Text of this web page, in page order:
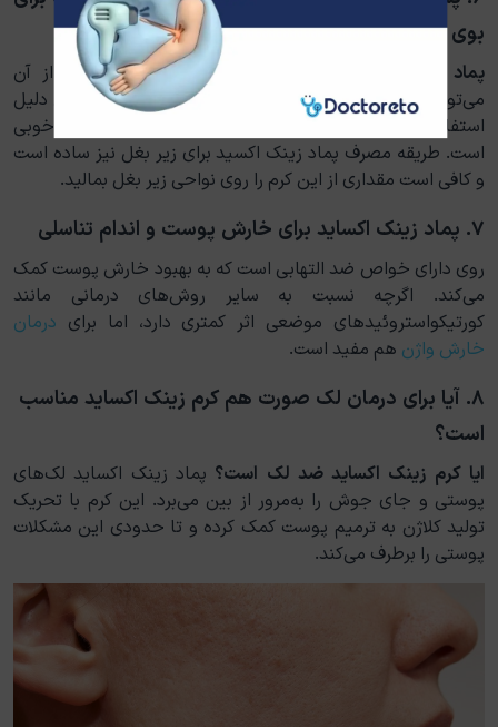
بوی عرق خوبه؟)
پماد ایپوزینک
خاصیت ضدمیکروبی دارد و با استفاده از آن
می‌توان باکتری‌های موجود در زیربغل را از بین برد. به همین دلیل
استفاده از زینک برای زیر بغل و
گزینه خوبی
است. طریقه مصرف پماد زینک اکسید برای زیر بغل نیز ساده است
و کافی است مقداری از این کرم را روی نواحی زیر بغل بمالید.
۷. پماد زینک اکساید برای خارش پوست و اندام تناسلی
روی دارای خواص ضد التهابی است که به بهبود خارش پوست کمک
می‌کند. اگرچه نسبت به سایر روش‌های درمانی مانند
کورتیکواستروئیدهای موضعی اثر کمتری دارد، اما برای درمان
خارش واژن هم مفید است.
۸. آیا برای درمان لک صورت هم کرم زینک اکساید مناسب
است؟
ایا کرم زینک اکساید ضد لک است؟ پماد زینک اکساید لک‌های
پوستی و جای جوش را به‌مرور از بین می‌برد. این کرم با تحریک
تولید کلاژن به ترمیم پوست کمک کرده و تا حدودی این مشکلات
پوستی را برطرف می‌کند.